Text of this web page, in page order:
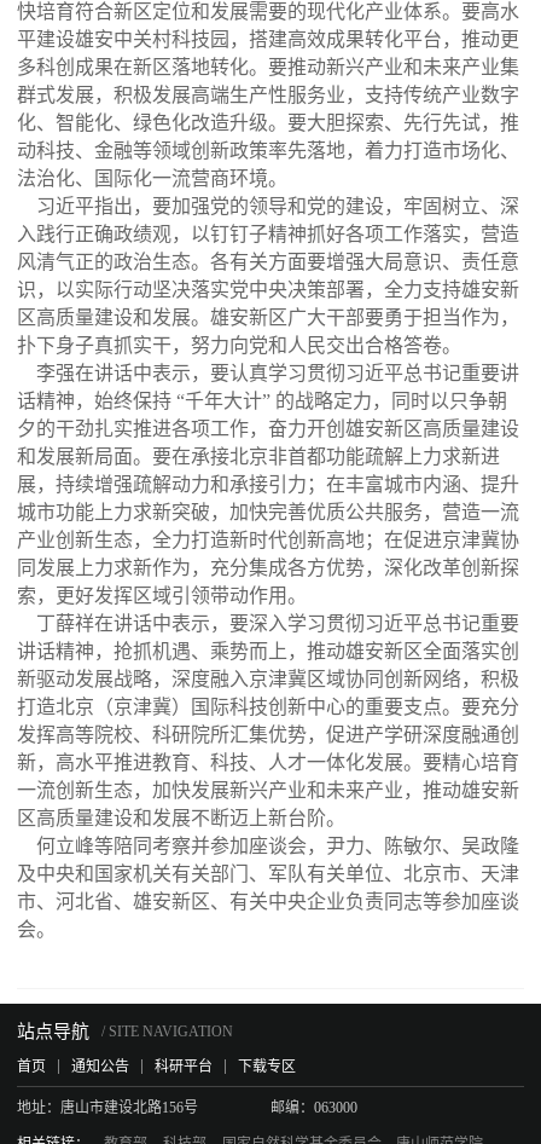
快培育符合新区定位和发展需要的现代化产业体系。要高水
平建设雄安中关村科技园，搭建高效成果转化平台，推动更
多科创成果在新区落地转化。要推动新兴产业和未来产业集
群式发展，积极发展高端生产性服务业，支持传统产业数字
化、智能化、绿色化改造升级。要大胆探索、先行先试，推
动科技、金融等领域创新政策率先落地，着力打造市场化、
法治化、国际化一流营商环境。
习近平指出，要加强党的领导和党的建设，牢固树立、深
入践行正确政绩观，以钉钉子精神抓好各项工作落实，营造
风清气正的政治生态。各有关方面要增强大局意识、责任意
识，以实际行动坚决落实党中央决策部署，全力支持雄安新
区高质量建设和发展。雄安新区广大干部要勇于担当作为，
扑下身子真抓实干，努力向党和人民交出合格答卷。
李强在讲话中表示，要认真学习贯彻习近平总书记重要讲
话精神，始终保持 “千年大计” 的战略定力，同时以只争朝
夕的干劲扎实推进各项工作，奋力开创雄安新区高质量建设
和发展新局面。要在承接北京非首都功能疏解上力求新进
展，持续增强疏解动力和承接引力；在丰富城市内涵、提升
城市功能上力求新突破，加快完善优质公共服务，营造一流
产业创新生态，全力打造新时代创新高地；在促进京津冀协
同发展上力求新作为，充分集成各方优势，深化改革创新探
索，更好发挥区域引领带动作用。
丁薛祥在讲话中表示，要深入学习贯彻习近平总书记重要
讲话精神，抢抓机遇、乘势而上，推动雄安新区全面落实创
新驱动发展战略，深度融入京津冀区域协同创新网络，积极
打造北京（京津冀）国际科技创新中心的重要支点。要充分
发挥高等院校、科研院所汇集优势，促进产学研深度融通创
新，高水平推进教育、科技、人才一体化发展。要精心培育
一流创新生态，加快发展新兴产业和未来产业，推动雄安新
区高质量建设和发展不断迈上新台阶。
何立峰等陪同考察并参加座谈会，尹力、陈敏尔、吴政隆
及中央和国家机关有关部门、军队有关单位、北京市、天津
市、河北省、雄安新区、有关中央企业负责同志等参加座谈
会。
站点导航 / SITE NAVIGATION
首页 通知公告 科研平台 下载专区
地址：唐山市建设北路156号 邮编： 063000